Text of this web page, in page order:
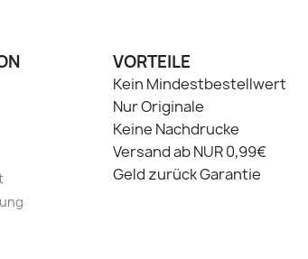
VORTEILE
Kein Mindestbestellwert
Nur Originale
Keine Nachdrucke
Versand ab NUR 0,99€
Geld zurück Garantie